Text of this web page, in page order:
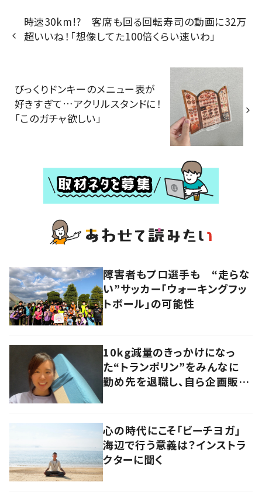
時速30km!? 客席も回る回転寿司の動画に32万
超いいね！「想像してた100倍くらい速いわ」
びっくりドンキーのメニュー表が
好きすぎて…アクリルスタンドに！
「このガチャ欲しい」
障害者もプロ選手も “走らな
い”サッカー「ウォーキングフッ
トボール」の可能性
10kg減量のきっかけになっ
た“トランポリン”をみんなに
勤め先を退職し、自ら企画販売
心の時代にこそ「ビーチヨガ」
海辺で行う意義は？インストラ
クターに聞く